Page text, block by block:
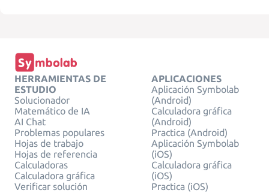
HERRAMIENTAS DE
ESTUDIO
Solucionador
Matemático de IA
AI Chat
Problemas populares
Hojas de trabajo
Hojas de referencia
Calculadoras
Calculadora gráfica
Verificar solución
APLICACIONES
Aplicación Symbolab
(Android)
Calculadora gráfica
(Android)
Practica (Android)
Aplicación Symbolab
(iOS)
Calculadora gráfica
(iOS)
Practica (iOS)